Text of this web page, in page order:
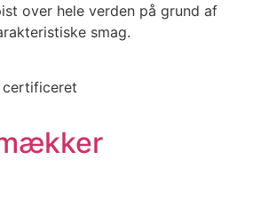
over hele verden på grund af
smag.